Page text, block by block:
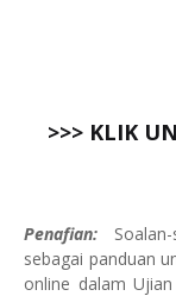
>>> KLIK
Penafian:
sebagai panduan
online dalam